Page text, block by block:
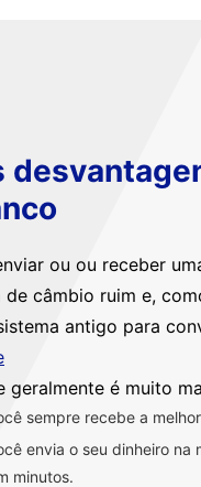
ou ou receber
de câmbio ruim e,
antigo para
geralmente é muito
sempre recebe a
envia o seu dinheiro
minutos.